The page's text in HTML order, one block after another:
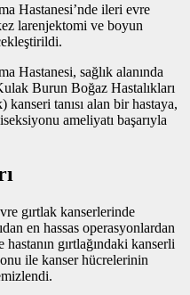
Hastanesi’nde ileri evre
larenjektomi ve boyun
Hastanesi, sağlık alanında
Burun Boğaz Hastalıkları
tanısı alan bir hastaya,
ameliyatı başarıyla
gırtlak kanserlerinde
en hassas operasyonlardan
gırtlağındaki kanserli
ile kanser hücrelerinin